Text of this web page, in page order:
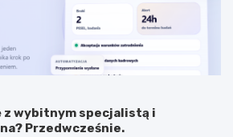
z wybitnym specjalistą i
Przedwcześnie.